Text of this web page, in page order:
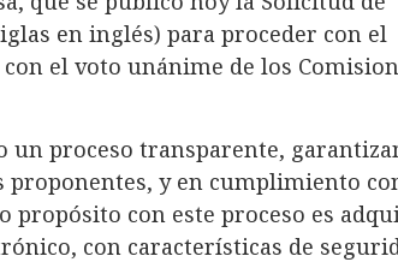
en inglés) para proceder con el
el voto unánime de los
un proceso transparente,
y en cumplimiento
propósito con este proceso es
con características de